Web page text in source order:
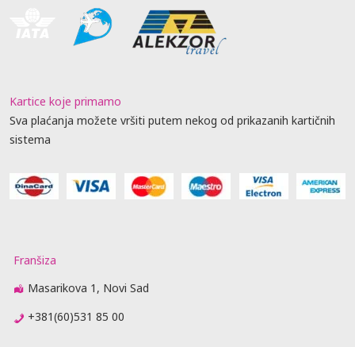
Kartice koje primamo
Sva plaćanja možete vršiti putem nekog od prikazanih kartičnih
sistema
Franšiza
Masarikova 1, Novi Sad
+381(60)531 85 00